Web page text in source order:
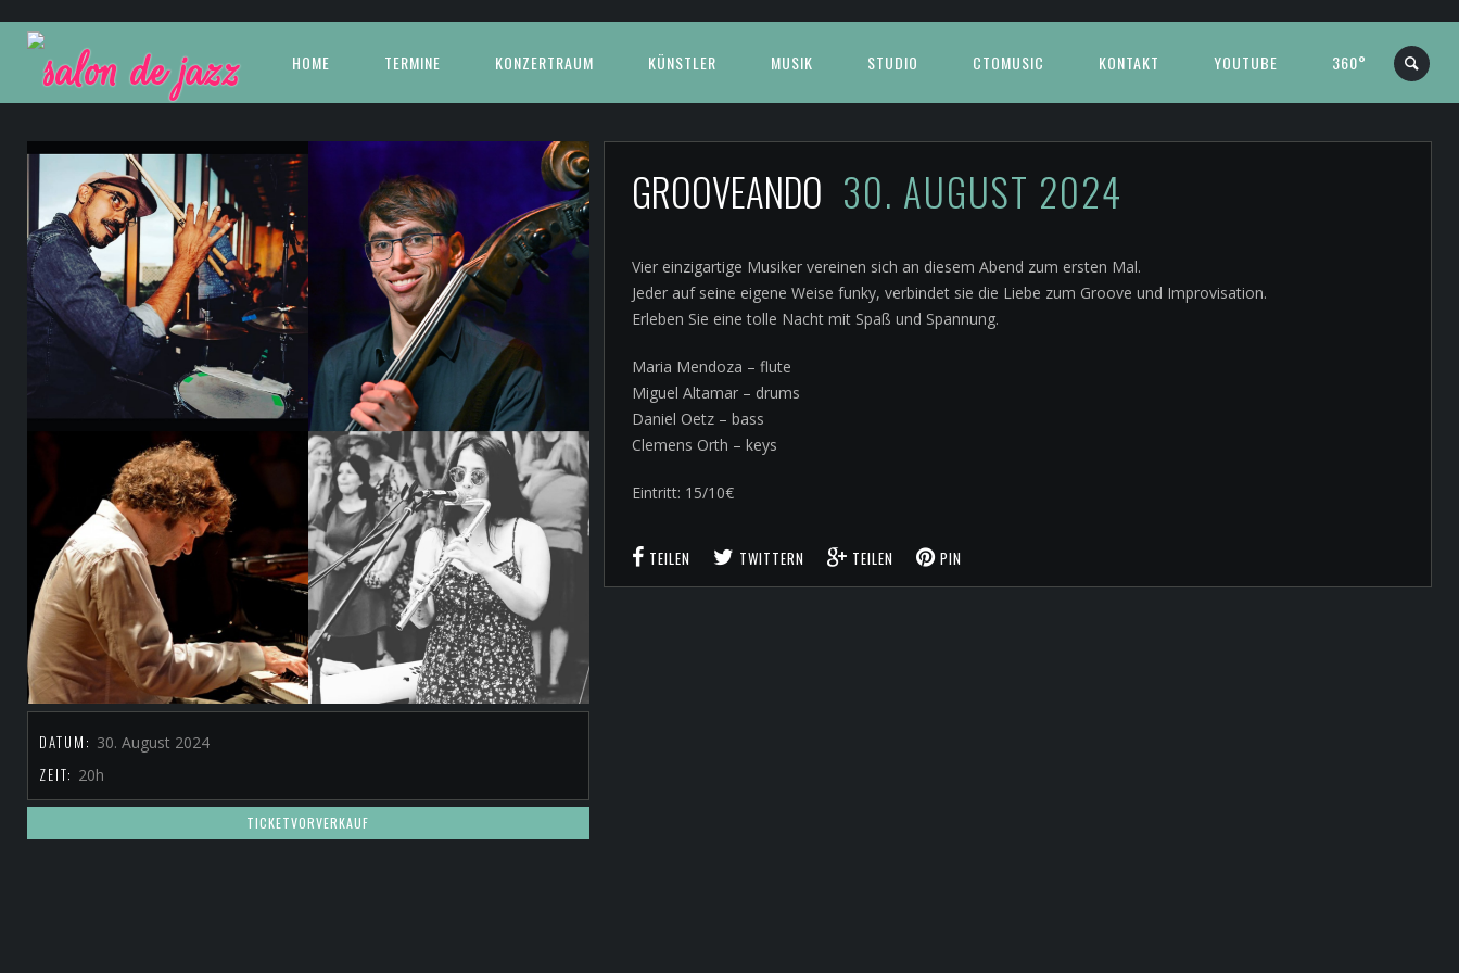
HOME TERMINE KONZERTRAUM KÜNSTLER MUSIK STUDIO CTOMUSIC KONTAKT YOUTUBE 360°
DATUM: 30. August 2024
ZEIT: 20h
TICKETVORVERKAUF
GROOVEANDO 30. AUGUST 2024
Vier einzigartige Musiker vereinen sich an diesem Abend zum ersten Mal.
Jeder auf seine eigene Weise funky, verbindet sie die Liebe zum Groove und Improvisation.
Erleben Sie eine tolle Nacht mit Spaß und Spannung.
Maria Mendoza – flute
Miguel Altamar – drums
Daniel Oetz – bass
Clemens Orth – keys
Eintritt: 15/10€
TEILEN TWITTERN TEILEN PIN